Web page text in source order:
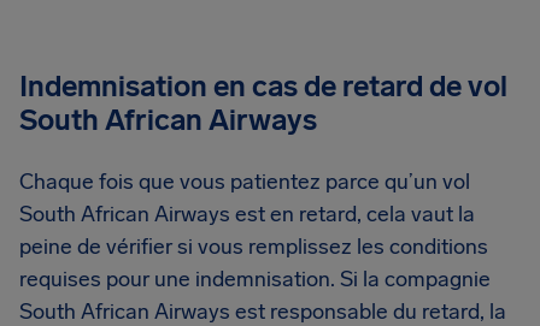
Indemnisation en cas de retard de vol
South African Airways
Chaque fois que vous patientez parce qu’un vol
South African Airways est en retard, cela vaut la
peine de vérifier si vous remplissez les conditions
requises pour une indemnisation. Si la compagnie
South African Airways est responsable du retard, la